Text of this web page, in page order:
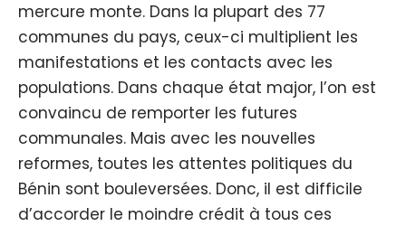
mercure monte. Dans la plupart des 77
communes du pays, ceux-ci multiplient les
manifestations et les contacts avec les
populations. Dans chaque état major, l’on est
convaincu de remporter les futures
communales. Mais avec les nouvelles
reformes, toutes les attentes politiques du
Bénin sont bouleversées. Donc, il est difficile
d’accorder le moindre crédit à tous ces